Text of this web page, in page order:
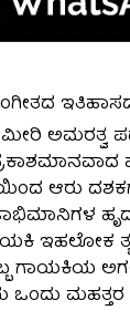
ಮೀರಿ
ಆರು
ಇಹಲೋಕ
ಗಾಯಕಿಯ
ಮಹತ್ತರ